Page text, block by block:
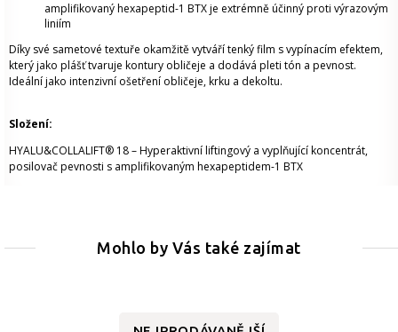
amplifikovaný hexapeptid-1 BTX je extrémně účinný proti výrazovým
liniím
Díky své sametové textuře okamžitě vytváří tenký film s vypínacím efektem,
který jako plášť tvaruje kontury obličeje a dodává pleti tón a pevnost.
Ideální jako intenzivní ošetření obličeje, krku a dekoltu.
Složení:
HYALU&COLLALIFT® 18 – Hyperaktivní liftingový a vyplňující koncentrát,
posilovač pevnosti s amplifikovaným hexapeptidem-1 BTX
Mohlo by Vás také zajímat